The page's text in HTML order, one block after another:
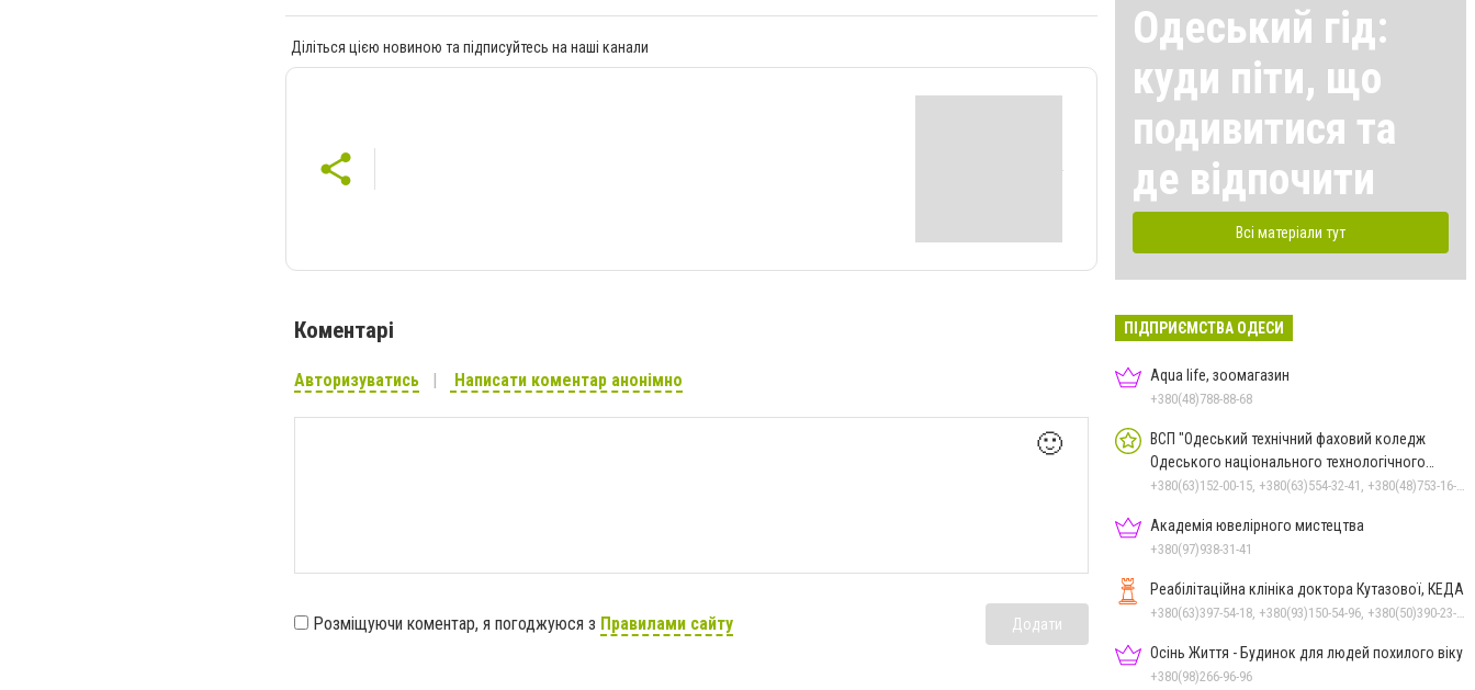
Діліться цією новиною та підписуйтесь на наші канали
Коментарі
Авторизуватись Написати коментар анонімно
🙂
Розміщуючи коментар, я погоджуюся з Правилами сайту Додати
Одеський гід:
куди піти, що
подивитися та
де відпочити
Всі матеріали тут
ПІДПРИЄМСТВА ОДЕСИ
Aqua life, зоомагазин
+380(48)788-88-68
ВСП "Одеський технічний фаховий коледж
Одеського національного технологічного
університету"
Академія ювелірного мистецтва
+380(97)938-31-41
Реабілітаційна клініка доктора Кутазової, КЕДА
Осінь Життя - Будинок для людей похилого віку
+380(98)266-96-96